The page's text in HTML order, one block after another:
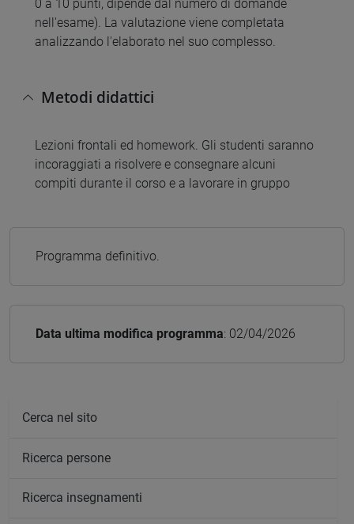
0 a 10 punti, dipende dal numero di domande
nell'esame). La valutazione viene completata
analizzando l'elaborato nel suo complesso.
Metodi didattici
Lezioni frontali ed homework. Gli studenti saranno
incoraggiati a risolvere e consegnare alcuni
compiti durante il corso e a lavorare in gruppo
Programma definitivo.
Data ultima modifica programma: 02/04/2026
Cerca nel sito
Ricerca persone
Ricerca insegnamenti